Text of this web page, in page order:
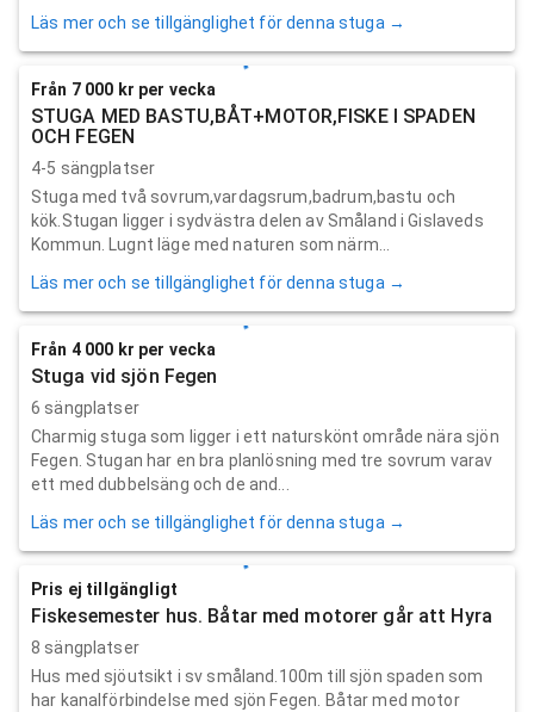
Läs mer och se tillgänglighet för denna stuga →
Från 7 000 kr per vecka
STUGA MED BASTU,BÅT+MOTOR,FISKE I SPADEN
OCH FEGEN
4-5 sängplatser
Stuga med två sovrum,vardagsrum,badrum,bastu och
kök.Stugan ligger i sydvästra delen av Småland i Gislaveds
Kommun. Lugnt läge med naturen som närm...
Läs mer och se tillgänglighet för denna stuga →
Från 4 000 kr per vecka
Stuga vid sjön Fegen
6 sängplatser
Charmig stuga som ligger i ett naturskönt område nära sjön
Fegen. Stugan har en bra planlösning med tre sovrum varav
ett med dubbelsäng och de and...
Läs mer och se tillgänglighet för denna stuga →
Pris ej tillgängligt
Fiskesemester hus. Båtar med motorer går att Hyra
8 sängplatser
Hus med sjöutsikt i sv småland.100m till sjön spaden som
har kanalförbindelse med sjön Fegen. Båtar med motor